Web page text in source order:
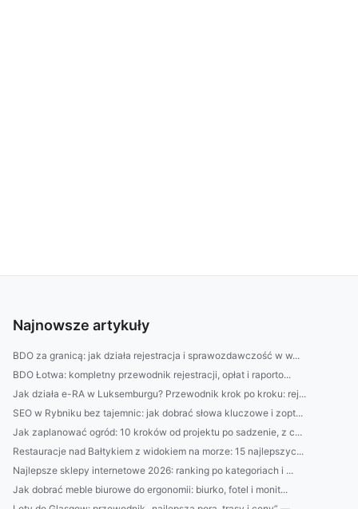
Najnowsze artykuły
BDO za granicą: jak działa rejestracja i sprawozdawczość w w...
BDO Łotwa: kompletny przewodnik rejestracji, opłat i raporto...
Jak działa e-RA w Luksemburgu? Przewodnik krok po kroku: rej...
SEO w Rybniku bez tajemnic: jak dobrać słowa kluczowe i zopt...
Jak zaplanować ogród: 10 kroków od projektu po sadzenie, z c...
Restauracje nad Bałtykiem z widokiem na morze: 15 najlepszyc...
Najlepsze sklepy internetowe 2026: ranking po kategoriach i ...
Jak dobrać meble biurowe do ergonomii: biurko, fotel i monit...